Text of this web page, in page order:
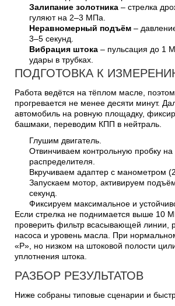
Залипание золотника – стрелка
гуляют на 2–3 МПа.
Неравномерный подъём –
3–5 секунд.
Вибрация штока – пульсация до 1
удары в трубках.
ПОДГОТОВКА К
Работа ведётся на тёплом масле,
прогревается не менее десяти минут.
автомобиль на ровную площадку,
башмаки, переводим КПП в нейтраль.
Глушим двигатель.
Отвинчиваем контрольную пробку
распределителя.
Вкручиваем адаптер с манометром
Запускаем мотор, активируем
секунд.
Фиксируем максимальное и
Если стрелка не поднимается выше 10
проверить фильтр всасывающей линии,
насоса и уровень масла. При
«P», но низком на штоковой полости
уплотнения штока.
РАЗБОР РЕЗУЛЬТАТОВ
Ниже собраны типовые сценарии и